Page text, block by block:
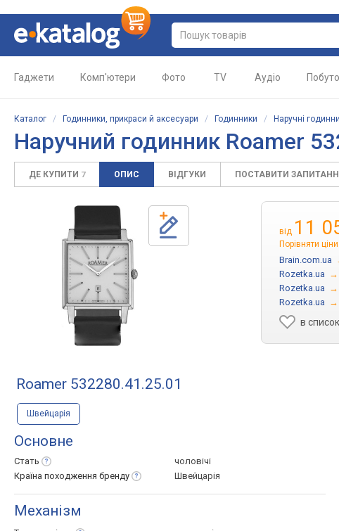
Гаджети Комп'ютери Фото TV Аудіо
Каталог / Годинники, прикраси й аксесуари / Годинники / Наручні
Наручний годинник Roamer
ДЕ КУПИТИ 7 ОПИС ВІДГУКИ ПОСТАВИТИ
від 11
Порівняти ціни
Brain.com.ua
Rozetka.ua →
Rozetka.ua →
Rozetka.ua →
в список
Roamer 532280.41.25.01
Швейцарія
Основне
Стать
чоловічі
Країна походження бренду Швейцарія
Механізм